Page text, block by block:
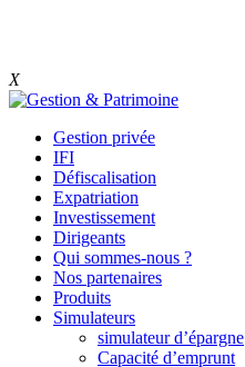
X
Gestion privée
IFI
Défiscalisation
Expatriation
Investissement
Dirigeants
Qui sommes-nous ?
Nos partenaires
Produits
Simulateurs
simulateur d’épargne
Capacité d’emprunt